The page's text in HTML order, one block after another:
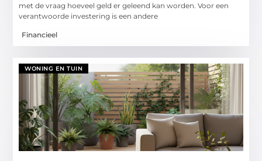
met de vraag hoeveel geld er geleend kan worden. Voor een
verantwoorde investering is een andere
Financieel
WONING EN TUIN